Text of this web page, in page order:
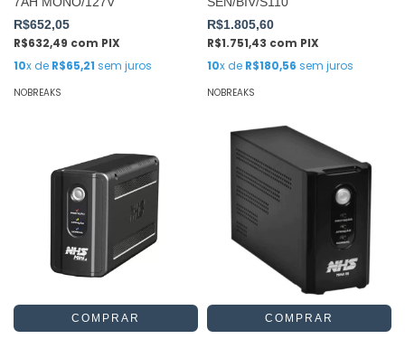
R$652,05
R$632,49 com PIX
10x de R$65,21 sem juros
NOBREAKS
R$1.805,60
R$1.751,43 com PIX
10x de R$180,56 sem juros
NOBREAKS